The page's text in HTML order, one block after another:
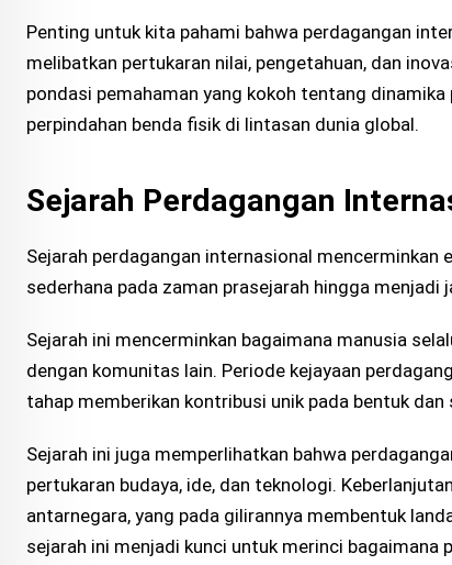
Penting untuk kita pahami bahwa perdagangan
melibatkan pertukaran nilai, pengetahuan, dan
pondasi pemahaman yang kokoh tentang
perpindahan benda fisik di lintasan dunia global.
Sejarah Perdagangan
Sejarah perdagangan internasional mencerminkan
sederhana pada zaman prasejarah hingga menjadi
Sejarah ini mencerminkan bagaimana manusia
dengan komunitas lain. Periode kejayaan
tahap memberikan kontribusi unik pada bentuk
Sejarah ini juga memperlihatkan bahwa
pertukaran budaya, ide, dan teknologi.
antarnegara, yang pada gilirannya membentuk
sejarah ini menjadi kunci untuk merinci